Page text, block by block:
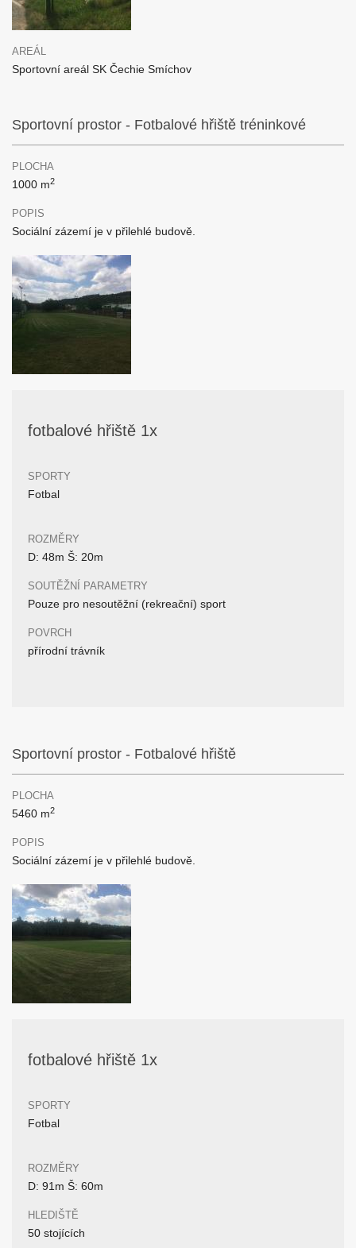
AREÁL
Sportovní areál SK Čechie Smíchov
Sportovní prostor - Fotbalové hřiště tréninkové
PLOCHA
1000 m2
POPIS
Sociální zázemí je v přilehlé budově.
fotbalové hřiště 1x
SPORTY
Fotbal
ROZMĚRY
D: 48m Š: 20m
SOUTĚŽNÍ PARAMETRY
Pouze pro nesoutěžní (rekreační) sport
POVRCH
přírodní trávník
Sportovní prostor - Fotbalové hřiště
PLOCHA
5460 m2
POPIS
Sociální zázemí je v přilehlé budově.
fotbalové hřiště 1x
SPORTY
Fotbal
ROZMĚRY
D: 91m Š: 60m
HLEDIŠTĚ
50 stojících